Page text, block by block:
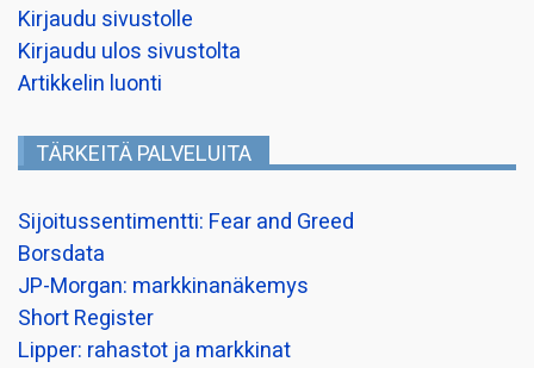
Kirjaudu sivustolle
Kirjaudu ulos sivustolta
Artikkelin luonti
TÄRKEITÄ PALVELUITA
Sijoitussentimentti: Fear and Greed
Borsdata
JP-Morgan: markkinanäkemys
Short Register
Lipper: rahastot ja markkinat